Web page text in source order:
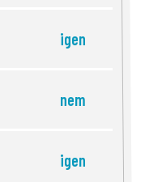
igen
nem
igen